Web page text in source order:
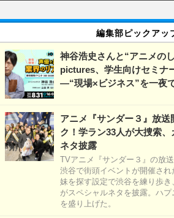
編集部ピックアッ
神谷浩史さんと“アニメの
pictures、学生向けセミナ
―“現場×ビジネス”を一夜
アニメ『サンダー３』放送
ク！学ラン33人が大捜索
ネタ披露
TVアニメ『サンダー３』の放
渋谷で街頭イベントが開催さ
妹を探す設定で渋谷を練り歩
がスペシャルネタを披露。ハ
を盛り上げた。